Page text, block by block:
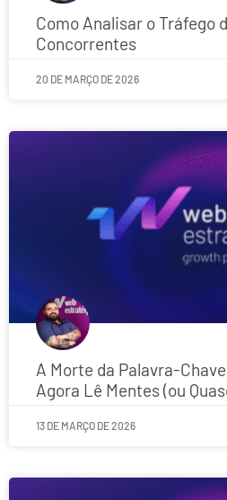
Como Analisar o Tráfego
Concorrentes
20 DE MARÇO DE 2026
A Morte da Palavra-
Agora Lê Mentes (ou
13 DE MARÇO DE 2026